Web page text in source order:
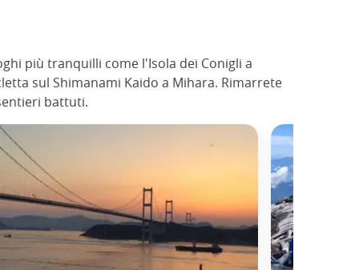
più tranquilli come l'Isola dei Conigli a
sul Shimanami Kaido a Mihara. Rimarrete
battuti.